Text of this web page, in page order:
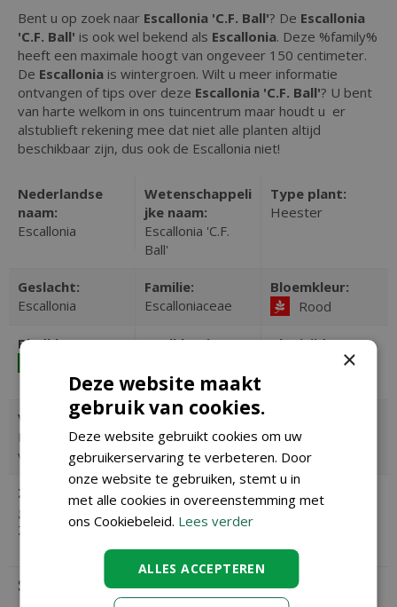
Bent u op zoek naar Escallonia 'C.F. Ball'? De Escallonia
'C.F. Ball' is ook wel bekend als Escallonia. Deze %family%
heeft een maximale hoogt van ongeveer 150 centimeter.
De Escallonia is wintergroen. Wilt u meer informatie
ontvangen of tips over deze Escallonia 'C.F. Ball'? U bent
van harte welkom in ons tuincentrum maar houdt u er
alstublieft rekening mee dat niet alle planten altijd
beschikbaar zijn, dus ook de Escallonia niet!
Nederlandse
naam:
Escallonia
Wetenschappeli
jke naam:
Escallonia 'C.F.
Ball'
Type plant:
Heester
Geslacht:
Escallonia
Familie:
Escalloniaceae
Bloemkleur:
Rood
Bladkleur:
Veelkleurig
Nee
Bloeitijd:
Vochtigheid:
Droog-
vochthoudend
Zon / schaduw:
Lichte schaduw
Ja
Zuurgraad
grond:
Zuur tot neutraal
Hoogte in CM:
Giftig:
Nee
SOORTGELIJKE PLANTEN
×
Deze website maakt
gebruik van cookies.
Deze website gebruikt cookies om uw
gebruikerservaring te verbeteren. Door
onze website te gebruiken, stemt u in
met alle cookies in overeenstemming met
ons Cookiebeleid. Lees verder
ALLES ACCEPTEREN